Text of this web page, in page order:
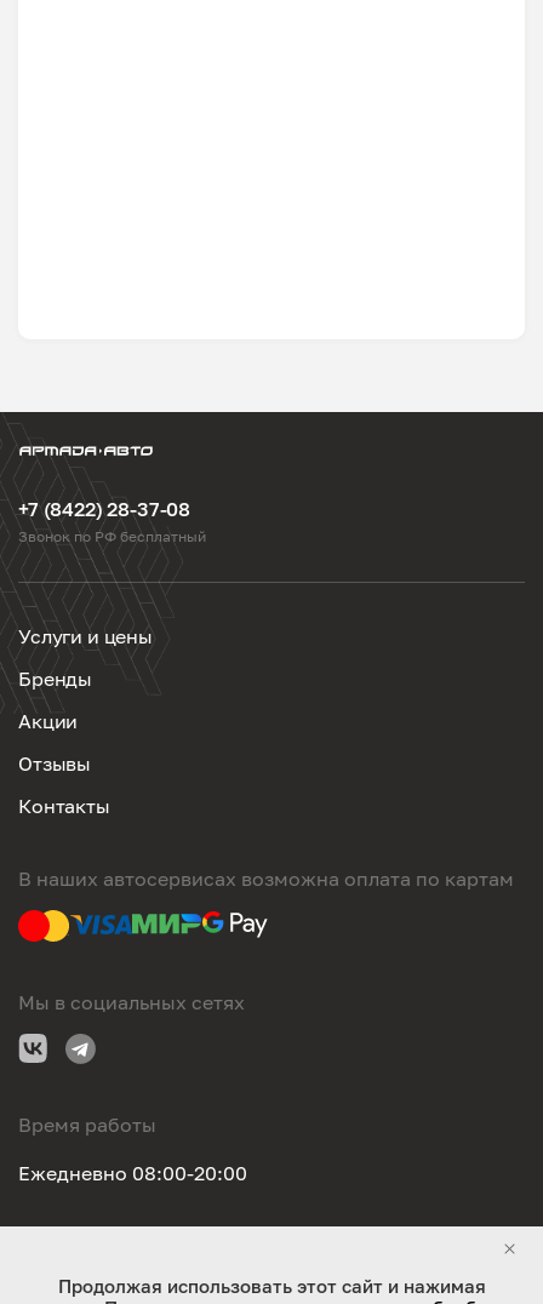
+7 (8422) 28-37-08
Звонок по РФ бесплатный
Услуги и цены
Бренды
Акции
Отзывы
Контакты
В наших автосервисах возможна оплата по картам
Мы в социальных сетях
Время работы
Ежедневно 08:00-20:00
Продолжая использовать этот сайт и нажимая